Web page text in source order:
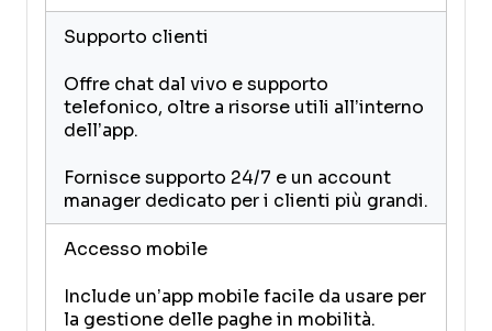
Supporto clienti
Offre chat dal vivo e supporto
telefonico, oltre a risorse utili all’interno
dell’app.
Fornisce supporto 24/7 e un account
manager dedicato per i clienti più grandi.
Accesso mobile
Include un’app mobile facile da usare per
la gestione delle paghe in mobilità.